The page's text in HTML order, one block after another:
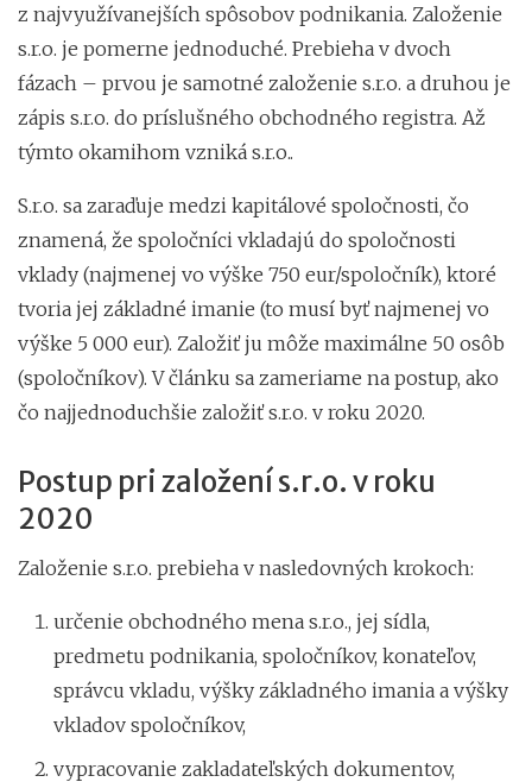
z najvyužívanejších spôsobov podnikania. Založenie
s.r.o. je pomerne jednoduché. Prebieha v dvoch
fázach – prvou je samotné založenie s.r.o. a druhou je
zápis s.r.o. do príslušného obchodného registra. Až
týmto okamihom vzniká s.r.o..
S.r.o. sa zaraďuje medzi kapitálové spoločnosti, čo
znamená, že spoločníci vkladajú do spoločnosti
vklady (najmenej vo výške 750 eur/spoločník), ktoré
tvoria jej základné imanie (to musí byť najmenej vo
výške 5 000 eur). Založiť ju môže maximálne 50 osôb
(spoločníkov). V článku sa zameriame na postup, ako
čo najjednoduchšie založiť s.r.o. v roku 2020.
Postup pri založení s.r.o. v roku
2020
Založenie s.r.o. prebieha v nasledovných krokoch:
určenie obchodného mena s.r.o., jej sídla,
predmetu podnikania, spoločníkov, konateľov,
správcu vkladu, výšky základného imania a výšky
vkladov spoločníkov,
vypracovanie zakladateľských dokumentov,